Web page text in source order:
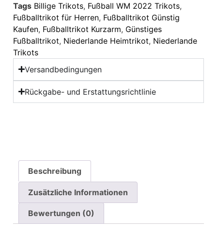
Tags Billige Trikots, Fußball WM 2022 Trikots,
Fußballtrikot für Herren, Fußballtrikot Günstig
Kaufen, Fußballtrikot Kurzarm, Günstiges
Fußballtrikot, Niederlande Heimtrikot, Niederlande
Trikots
Versandbedingungen
Rückgabe- und Erstattungsrichtlinie
Beschreibung
Zusätzliche Informationen
Bewertungen (0)